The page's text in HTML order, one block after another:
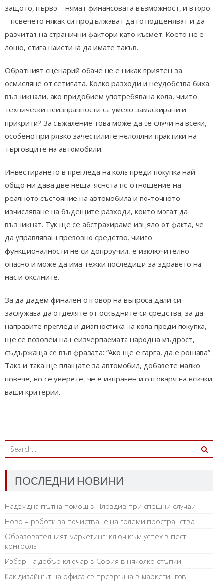
защото, първо – нямат финансовата възможност, и второ
– повечето някак си продължават да го подценяват и да
разчитат на странични фактори като късмет. Което не е
лошо, стига наистина да имате такъв.
Обратният сценарий обаче не е никак приятен за
осмисляне от сетивата. Колко разходи и неудобства биха
възникнали, ако придобием употребявана кола, чиито
технически неизправности са умело замаскирани и
прикрити? За съжаление това може да се случи на всеки,
особено при рязко зачестилите нелоялни практики на
търговците на автомобили.
Инвестирането в прегледа на кола преди покупка най-
общо ни дава две неща: яснота по отношение на
реалното състояние на автомобила и по-точното
изчисляване на бъдещите разходи, които могат да
възникнат. Тук ще се абстрахираме изцяло от факта, че
да управляваш превозно средство, чиито
функционалности не си допроучил, е изключително
опасно и може да има тежки последици за здравето на
нас и околните.
За да дадем финален отговор на въпроса дали си
заслужава да отделяте от оскъдните си средства, за да
направите преглед и диагностика на кола преди покупка,
ще се позовем на неизчерпаемата народна мъдрост,
съдържаща се във фразата: “Ако ще е гарга, да е рошава”.
Така и така ще плащате за автомобил, добавете малко
повече, но се уверете, че е изправен и отговаря на всички
ваши критерии.
ПОСЛЕДНИ НОВИНИ
Надеждна пътна помощ в Пловдив при спешни случаи
Ново – роботи за почистване на големи пространства
Образователният маркетинг: ключ към успех в пест
контрола
Избор на добър ключар в София в няколко стъпки
Как дизайнът на офиса се превръща в маркетингов